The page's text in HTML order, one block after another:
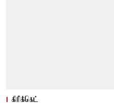
கிரிக்கெட்